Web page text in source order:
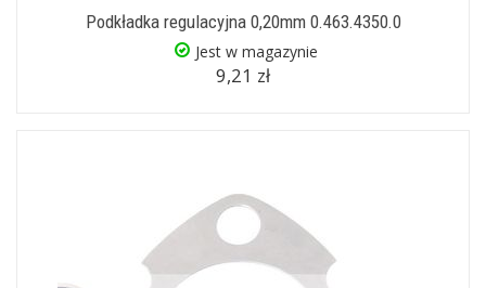
Podkładka regulacyjna 0,20mm 0.463.4350.0
Jest w magazynie
9,21 zł